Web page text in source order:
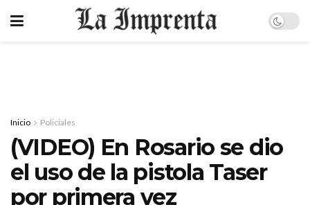
Inicio Policiales
(VIDEO) En Rosario se dio
el uso de la pistola Taser
por primera vez